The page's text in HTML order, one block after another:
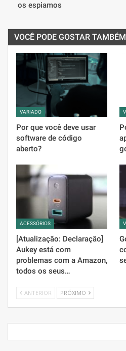
os espiamos
VOCÊ PODE GOSTAR TAMBÉM
VARIADO
Por que você deve usar
software de código
aberto?
ACESSÓRIOS
[Atualização: Declaração]
Aukey está com
problemas com a Amazon,
todos os seus…
ANTERIOR PRÓXIMO